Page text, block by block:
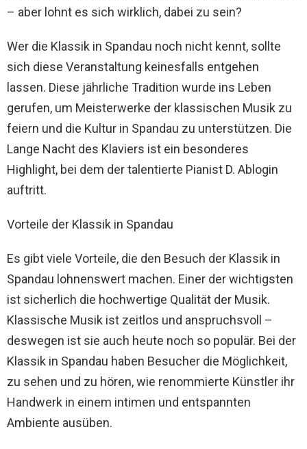
– aber lohnt es sich wirklich, dabei zu sein?
Wer die Klassik in Spandau noch nicht kennt, sollte
sich diese Veranstaltung keinesfalls entgehen
lassen. Diese jährliche Tradition wurde ins Leben
gerufen, um Meisterwerke der klassischen Musik zu
feiern und die Kultur in Spandau zu unterstützen. Die
Lange Nacht des Klaviers ist ein besonderes
Highlight, bei dem der talentierte Pianist D. Ablogin
auftritt.
Vorteile der Klassik in Spandau
Es gibt viele Vorteile, die den Besuch der Klassik in
Spandau lohnenswert machen. Einer der wichtigsten
ist sicherlich die hochwertige Qualität der Musik.
Klassische Musik ist zeitlos und anspruchsvoll –
deswegen ist sie auch heute noch so populär. Bei der
Klassik in Spandau haben Besucher die Möglichkeit,
zu sehen und zu hören, wie renommierte Künstler ihr
Handwerk in einem intimen und entspannten
Ambiente ausüben.